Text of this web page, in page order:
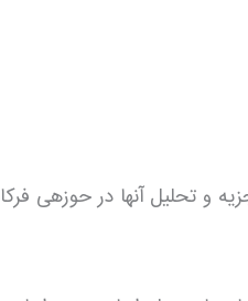
تجزيه و تحليل آن­ها در